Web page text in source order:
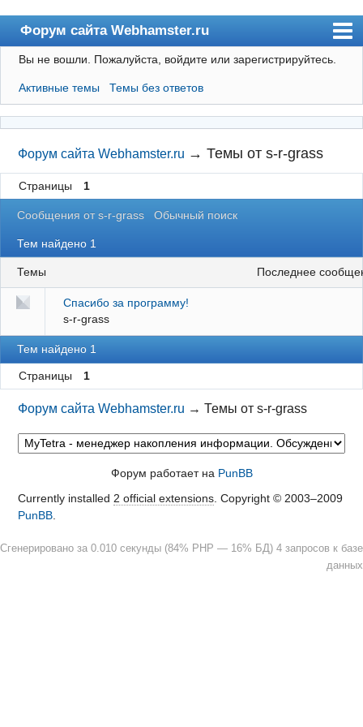
Форум сайта Webhamster.ru
Форум
Пользователи
Поиск
Регистрация
Вход
Webhamster.ru
Вы не вошли. Пожалуйста, войдите или зарегистрируйтесь.
Активные темы Темы без ответов
Форум сайта Webhamster.ru →Темы от s-r-grass
Страницы 1
Сообщения от s-r-grass Обычный поиск
Тем найдено 1
Темы последнее
Спасибо за программу!
s-r-grass
Тем найдено 1
Страницы 1
Форум сайта Webhamster.ru →Темы от s-r-grass
Форум работает на PunBB
Currently installed 2 official extensions. Copyright © 2003–2009
PunBB.
Сгенерировано за 0.010 секунды (84% PHP — 16% БД) 4 запросов к базе
данных